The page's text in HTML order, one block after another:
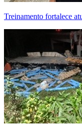
Treinamento fortalece